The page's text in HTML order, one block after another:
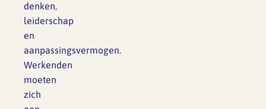
denken,
leiderschap
en
aanpassingsvermogen.
Werkenden
moeten
zich